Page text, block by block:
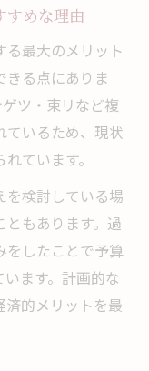
すめな理由
る最大のメリット
る点にありま
ツ・東リなど複
ているため、現状
ています。
を検討している場
もあります。過
をしたことで予算
ます。計画的な
済的メリットを最